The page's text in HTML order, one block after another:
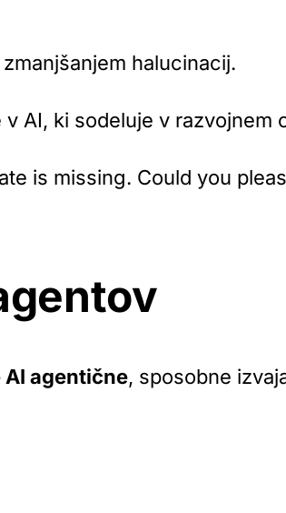
halucinacij.
v AI, ki sodeluje v razvojnem
is missing. Could you
AI agentične, sposobne